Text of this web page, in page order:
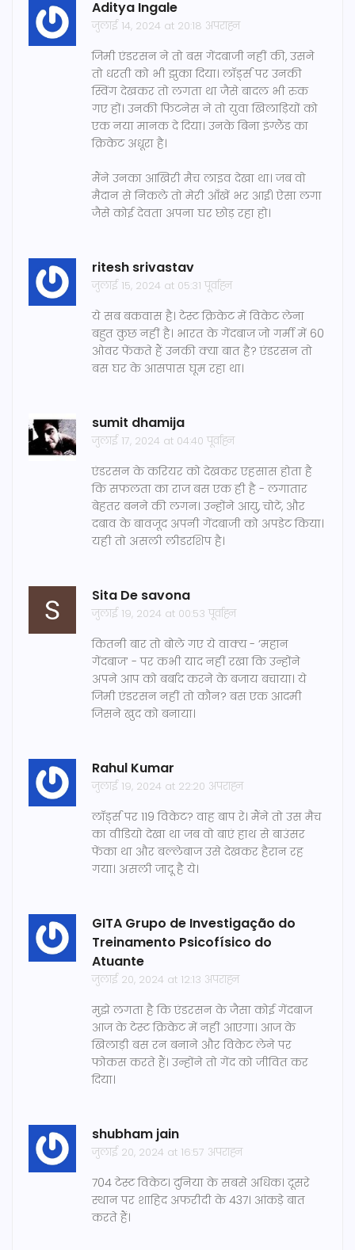
Aditya Ingale
जुलाई 14, 2024 at 20:18 अपराह्न
जिमी एंडरसन ने तो बस गेंदबाजी नहीं की, उसने
तो धरती को भी झुका दिया। लॉर्ड्स पर उनकी
स्विंग देखकर तो लगता था जैसे बादल भी रुक
गए हों। उनकी फिटनेस ने तो युवा खिलाड़ियों को
एक नया मानक दे दिया। उनके बिना इंग्लैंड का
क्रिकेट अधूरा है।
मैंने उनका आखिरी मैच लाइव देखा था। जब वो
मैदान से निकले तो मेरी आँखें भर आईं। ऐसा लगा
जैसे कोई देवता अपना घर छोड़ रहा हो।
ritesh srivastav
जुलाई 15, 2024 at 05:31 पूर्वाह्न
ये सब बकवास है। टेस्ट क्रिकेट में विकेट लेना
बहुत कुछ नहीं है। भारत के गेंदबाज जो गर्मी में 60
ओवर फेंकते हैं उनकी क्या बात है? एंडरसन तो
बस घर के आसपास घूम रहा था।
sumit dhamija
जुलाई 17, 2024 at 04:40 पूर्वाह्न
एंडरसन के करियर को देखकर एहसास होता है
कि सफलता का राज बस एक ही है - लगातार
बेहतर बनने की लगन। उन्होंने आयु, चोटें, और
दबाव के बावजूद अपनी गेंदबाजी को अपडेट किया।
यही तो असली लीडरशिप है।
Sita De savona
जुलाई 19, 2024 at 00:53 पूर्वाह्न
कितनी बार तो बोले गए ये वाक्य - ‘महान
गेंदबाज’ - पर कभी याद नहीं रखा कि उन्होंने
अपने आप को बर्बाद करने के बजाय बचाया। ये
जिमी एंडरसन नहीं तो कौन? बस एक आदमी
जिसने खुद को बनाया।
Rahul Kumar
जुलाई 19, 2024 at 22:20 अपराह्न
लॉर्ड्स पर 119 विकेट? वाह बाप रे। मैंने तो उस मैच
का वीडियो देखा था जब वो बाएं हाथ से बाउंसर
फेंका था और बल्लेबाज उसे देखकर हैरान रह
गया। असली जादू है ये।
GITA Grupo de Investigação do
Treinamento Psicofísico do
Atuante
जुलाई 20, 2024 at 12:13 अपराह्न
मुझे लगता है कि एंडरसन के जैसा कोई गेंदबाज
आज के टेस्ट क्रिकेट में नहीं आएगा। आज के
खिलाड़ी बस रन बनाने और विकेट लेने पर
फोकस करते हैं। उन्होंने तो गेंद को जीवित कर
दिया।
shubham jain
जुलाई 20, 2024 at 16:57 अपराह्न
704 टेस्ट विकेट। दुनिया के सबसे अधिक। दूसरे
स्थान पर शाहिद अफरीदी के 437। आंकड़े बात
करते हैं।